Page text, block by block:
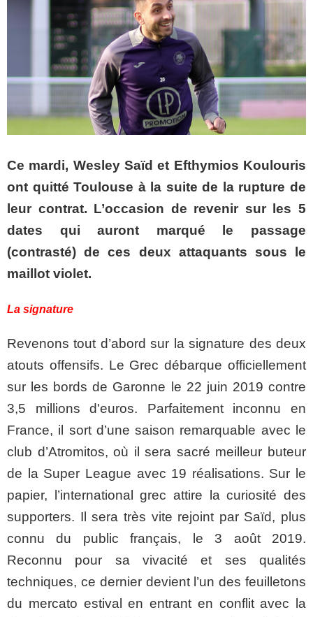
Ce mardi, Wesley Saïd et Efthymios Koulouris
ont quitté Toulouse à la suite de la rupture de
leur contrat. L’occasion de revenir sur les 5
dates qui auront marqué le passage
(contrasté) de ces deux attaquants sous le
maillot violet.
La signature
Revenons tout d’abord sur la signature des deux
atouts offensifs. Le Grec débarque officiellement
sur les bords de Garonne le 22 juin 2019 contre
3,5 millions d'euros. Parfaitement inconnu en
France, il sort d’une saison remarquable avec le
club d’Atromitos, où il sera sacré meilleur buteur
de la Super League avec 19 réalisations. Sur le
papier, l’international grec attire la curiosité des
supporters. Il sera très vite rejoint par Saïd, plus
connu du public français, le 3 août 2019.
Reconnu pour sa vivacité et ses qualités
techniques, ce dernier devient l’un des feuilletons
du mercato estival en entrant en conflit avec la